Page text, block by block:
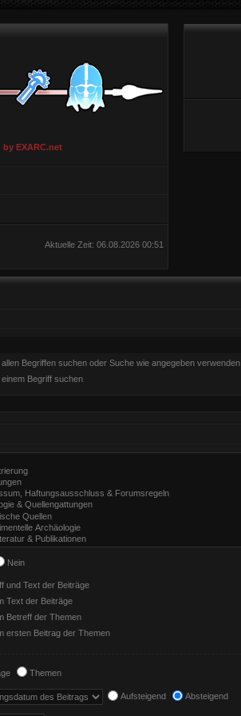
EXARC.net
Aktuelle Zeit: 06.08.2026 00:51
allen Begriffen suchen oder Suche wie angegeben verwenden
einem Begriff suchen
Nein
und Text der Beiträge
Text der Beiträge
Betreff der Themen
ersten Beitrag der Themen
Themen
Aufsteigend Absteigend